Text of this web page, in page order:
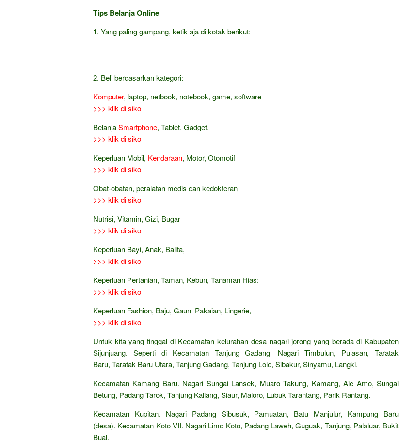
Tips Belanja Online
1. Yang paling gampang, ketik aja di kotak berikut:
2. Beli berdasarkan kategori:
Komputer, laptop, netbook, notebook, game, software
>>> klik di siko
BelanjaSmartphone, Tablet, Gadget,
>>> klik di siko
Keperluan Mobil, Kendaraan, Motor, Otomotif
>>> klik di siko
Obat-obatan, peralatan medis dan kedokteran
>>> klik di siko
Nutrisi, Vitamin, Gizi, Bugar
>>> klik di siko
Keperluan Bayi, Anak, Balita,
>>> klik di siko
Keperluan Pertanian, Taman, Kebun, Tanaman Hias:
>>> klik di siko
Keperluan Fashion, Baju, Gaun, Pakaian, Lingerie,
>>> klik di siko
Untuk kita yang tinggal di Kecamatan kelurahan desa nagari jorong yang berada di Kabupaten
Sijunjuang. Seperti di Kecamatan Tanjung Gadang. Nagari Timbulun, Pulasan, Taratak
Baru, Taratak Baru Utara, Tanjung Gadang, Tanjung Lolo, Sibakur, Sinyamu, Langki.
Kecamatan Kamang Baru. Nagari Sungai Lansek, Muaro Takung, Kamang, Aie Amo, Sungai
Betung, Padang Tarok, Tanjung Kaliang, Siaur, Maloro, Lubuk Tarantang, Parik Rantang.
Kecamatan Kupitan. Nagari Padang Sibusuk, Pamuatan, Batu Manjulur, Kampung Baru
(desa). Kecamatan Koto VII. Nagari Limo Koto, Padang Laweh, Guguak, Tanjung, Palaluar, Bukit
Bual.